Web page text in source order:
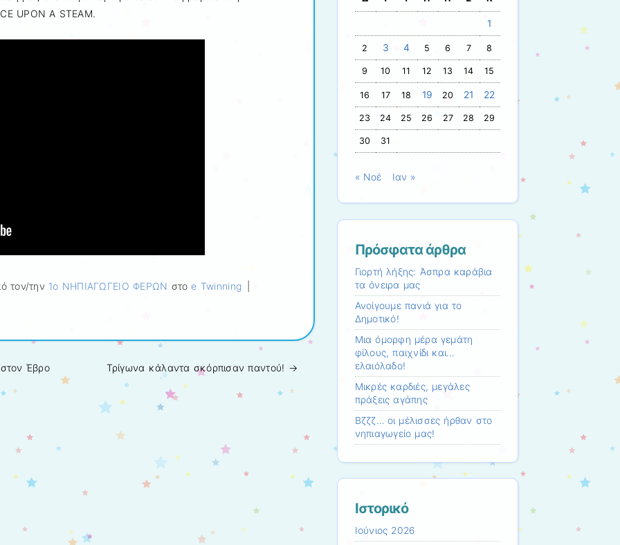
UPON A STEAM.
τον/την 1ο ΝΗΠΙΑΓΩΓΕΙΟ ΦΕΡΩΝ στοe Twinning
στον Έβρο Τρίγωνα κάλαντα σκόρπισαν παντού! →
1
2 3 4 5 6 7 8
9 10 11 12 13 14 15
16 17 18 19 20 21 22
23 24 25 26 27 28 29
30 31
« Νοέ Ιαν »
Πρόσφατα άρθρα
Γιορτή λήξης: Άσπρα καράβια
τα όνειρα μας
Ανοίγουμε πανιά για το
Δημοτικό!
Mια όμορφη μέρα γεμάτη
φίλους, παιχνίδι και…
ελαιόλαδο!
Μικρές καρδιές, μεγάλες
πράξεις αγάπης
Βζζζ… οι μέλισσες ήρθαν στο
νηπιαγωγείο μας!
Ιστορικό
Ιούνιος 2026